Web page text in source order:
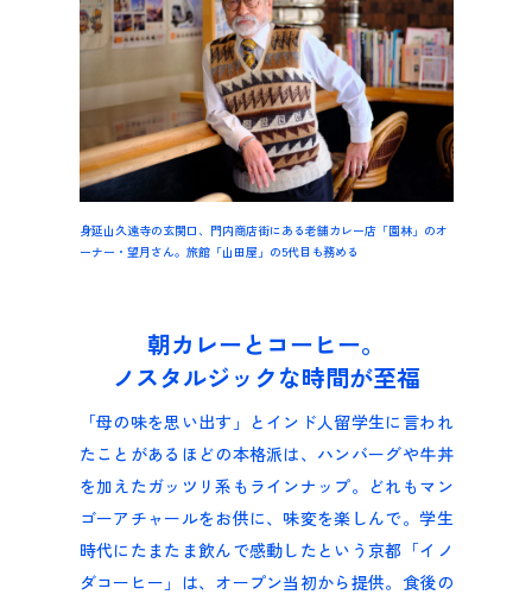
身延山久遠寺の玄関口、門内商店街にある老舗カレー店「園林」のオ
ーナー・望月さん。旅館「山田屋」の5代目も務める
朝カレーとコーヒー。
ノスタルジックな時間が至福
「母の味を思い出す」とインド人留学生に言われ
たことがあるほどの本格派は、ハンバーグや牛丼
を加えたガッツリ系もラインナップ。どれもマン
ゴーアチャールをお供に、味変を楽しんで。学生
時代にたまたま飲んで感動したという京都「イノ
ダコーヒー」は、オープン当初から提供。食後の